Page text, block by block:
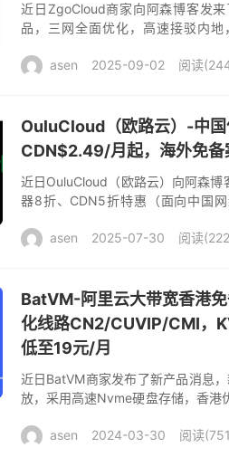
近日ZgoCloud商家向阿森博客发
品，三网全面优化，高速接驳内地
asen 2025-09-02 阅读
OuluCloud（欧路云）-中
CDN$2.49/月起，海外免
近日OuluCloud（欧路云）向阿森
器8折、CDN5折特惠（面向中国
asen 2025-07-30 阅读
BatVM-阿里云大带宽香港
化线路CN2/CUVIP/CMI，
低至19元/月
近日BatVM商家发布了新产品消息
放，采用高速Nvme硬盘存储，香港
asen 2024-03-30 阅读